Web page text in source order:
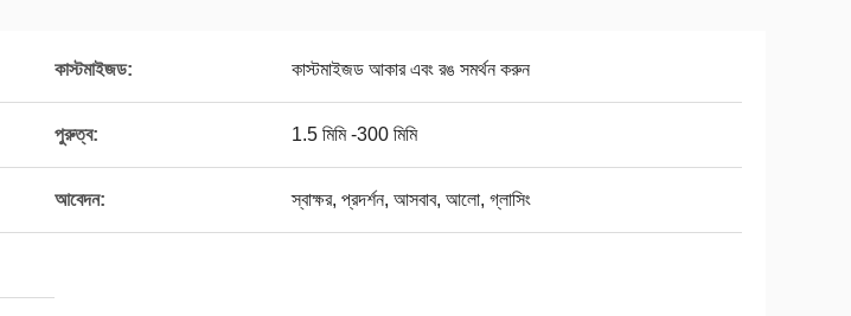
কাস্টমাইজড: কাস্টমাইজড আকার এবং রঙ সমর্থন করুন
পুরুত্ব: 1.5 মিমি -300 মিমি
আবেদন: স্বাক্ষর, প্রদর্শন, আসবাব, আলো, গ্লাসিং